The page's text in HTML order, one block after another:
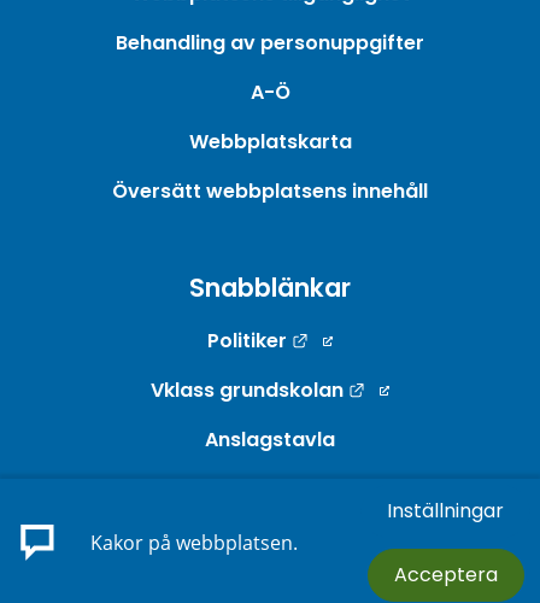
Behandling av personuppgifter
A-Ö
Webbplatskarta
Översätt webbplatsens innehåll
Snabblänkar
Politiker
Länk till annan
Vklass grundskolan
Länk till annan
Anslagstavla
E-tjänster
Kakor på webbplatsen.
Inställningar
Acceptera